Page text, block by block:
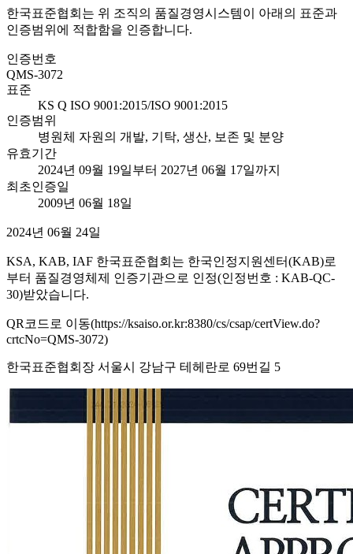
한국표준협회는 위 조직의 품질경영시스템이 아래의 표준과
인증범위에 적합함을 인증합니다.
인증번호
QMS-3072
표준
KS Q ISO 9001:2015/ISO 9001:2015
인증범위
병원체 자원의 개발, 기탁, 생산, 보존 및 분양
유효기간
2024년 09월 19일부터 2027년 06월 17일까지
최초인증일
2009년 06월 18일
2024년 06월 24일
KSA, KAB, IAF 한국표준협회는 한국인정지원센터(KAB)로
부터 품질경영체제 인증기관으로 인정(인정번호 : KAB-QC-
30)받았습니다.
QR코드로 이동(https://ksaiso.or.kr:8380/cs/csap/certView.do?
crtcNo=QMS-3072)
한국표준협회장 서울시 강남구 테헤란로 69번길 5